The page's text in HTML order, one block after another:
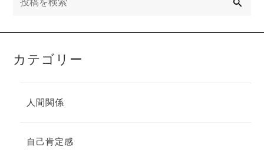
カテゴリー
人間関係
自己肯定感